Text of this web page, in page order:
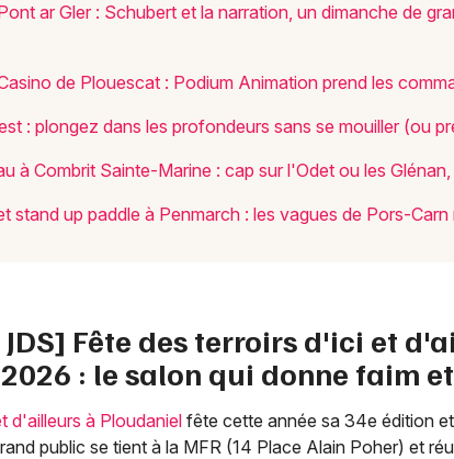
Mon email
Je
ar Gler : Schubert et la narration, un dimanche de
de Plouescat : Podium Animation prend les
: plongez dans les profondeurs sans se mouiller (ou
à Combrit Sainte-Marine : cap sur l'Odet ou les
stand up paddle à Penmarch : les vagues de Pors-
Fête des terroirs d'ici et
: le salon qui donne faim
d'ailleurs à Ploudaniel fête cette année sa 34e édition
public se tient à la MFR (14 Place Alain Poher) et